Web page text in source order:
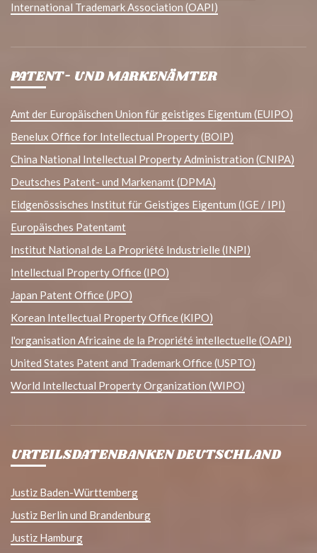
International Trademark Association (OAPI)
PATENT- UND MARKENÄMTER
Amt der Europäischen Union für geistiges Eigentum (EUIPO)
Benelux Office for Intellectual Property (BOIP)
China National Intellectual Property Administration (CNIPA)
Deutsches Patent- und Markenamt (DPMA)
Eidgenössisches Institut für Geistiges Eigentum (IGE / IPI)
Europäisches Patentamt
Institut National de La Propriété Industrielle (INPI)
Intellectual Property Office (IPO)
Japan Patent Office (JPO)
Korean Intellectual Property Office (KIPO)
l'organisation Africaine de la Propriété intellectuelle (OAPI)
United States Patent and Trademark Office (USPTO)
World Intellectual Property Organization (WIPO)
URTEILSDATENBANKEN DEUTSCHLAND
Justiz Baden-Württemberg
Justiz Berlin und Brandenburg
Justiz Hamburg